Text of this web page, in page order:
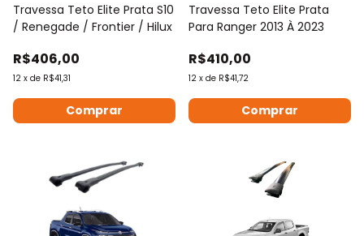
Travessa Teto Elite Prata S10
/ Renegade / Frontier / Hilux
R$406,00
12 x de R$41,31
Travessa Teto Elite Prata
Para Ranger 2013 À 2023
R$410,00
12 x de R$41,72